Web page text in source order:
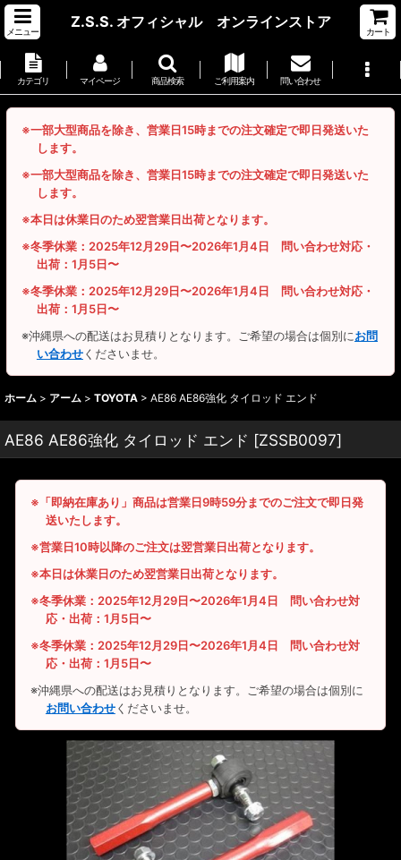
メニュー
Z.S.S. オフィシャル オンラインストア
カート
カテゴリ マイページ 商品検索 ご利用案内 問い合わせ
※一部大型商品を除き、営業日15時までの注文確定で即日発送いた
します。
※一部大型商品を除き、営業日15時までの注文確定で即日発送いた
します。
※本日は休業日のため翌営業日出荷となります。
※冬季休業：2025年12月29日〜2026年1月4日 問い合わせ対応・
出荷：1月5日〜
※冬季休業：2025年12月29日〜2026年1月4日 問い合わせ対応・
出荷：1月5日〜
※沖縄県への配送はお見積りとなります。ご希望の場合は個別にお問
い合わせくださいませ。
ホーム > アーム > TOYOTA > AE86 AE86強化 タイロッド エンド
AE86 AE86強化 タイロッド エンド [ZSSB0097]
※「即納在庫あり」商品は営業日9時59分までのご注文で即日発
送いたします。
※営業日10時以降のご注文は翌営業日出荷となります。
※本日は休業日のため翌営業日出荷となります。
※冬季休業：2025年12月29日〜2026年1月4日 問い合わせ対
応・出荷：1月5日〜
※冬季休業：2025年12月29日〜2026年1月4日 問い合わせ対
応・出荷：1月5日〜
※沖縄県への配送はお見積りとなります。ご希望の場合は個別に
お問い合わせくださいませ。